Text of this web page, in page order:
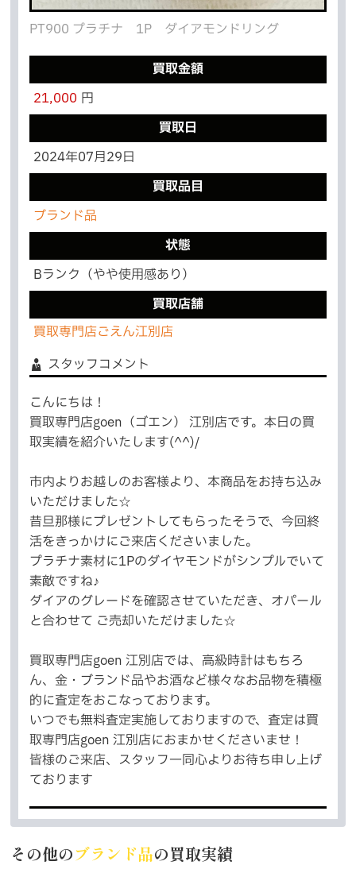
PT900 プラチナ 1P ダイアモンドリング
買取金額
21,000 円
買取日
2024年07月29日
買取品目
ブランド品
状態
Bランク（やや使用感あり）
買取店舗
買取専門店ごえん江別店
スタッフコメント
こんにちは！
買取専門店goen（ゴエン） 江別店です。本日の買
取実績を紹介いたします(^^)/
市内よりお越しのお客様より、本商品をお持ち込み
いただけました☆
昔旦那様にプレゼントしてもらったそうで、今回終
活をきっかけにご来店くださいました。
プラチナ素材に1Pのダイヤモンドがシンプルでいて
素敵ですね♪
ダイアのグレードを確認させていただき、オパール
と合わせて ご売却いただけました☆
買取専門店goen 江別店では、高級時計はもちろ
ん、金・ブランド品やお酒など様々なお品物を積極
的に査定をおこなっております。
いつでも無料査定実施しておりますので、査定は買
取専門店goen 江別店におまかせくださいませ！
皆様のご来店、スタッフ一同心よりお待ち申し上げ
ております
その他のブランド品の買取実績